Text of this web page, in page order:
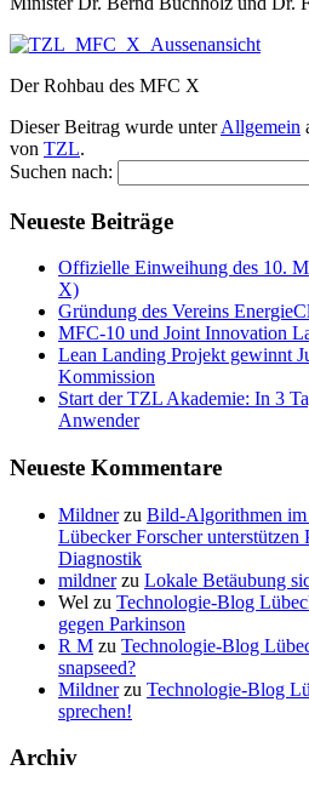
Der Rohbau des MFC X
Dieser Beitrag wurde unterAllgemein
von TZL.
Suchen nach:
Neueste Beiträge
Offizielle Einweihung des 10.
X)
Gründung des Vereins
MFC-10 und Joint Innovation
Lean Landing Projekt gewinnt
Kommission
Start der TZL Akademie: In 3
Anwender
Neueste Kommentare
Mildnerzu Bild-Algorithmen im
Lübecker Forscher unterstützen
Diagnostik
mildnerzu Lokale Betäubung
Wel zu Technologie-Blog
gegen Parkinson
R M zu Technologie-Blog
snapseed?
Mildnerzu Technologie-Blog
sprechen!
Archiv